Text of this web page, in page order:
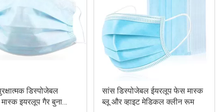
डिस्पोजेबल
इयरलूप गैर बुना
सांस डिस्पोजेबल ईयरलूप फेस मास्क
ब्लू और व्हाइट मेडिकल क्लीन रूम